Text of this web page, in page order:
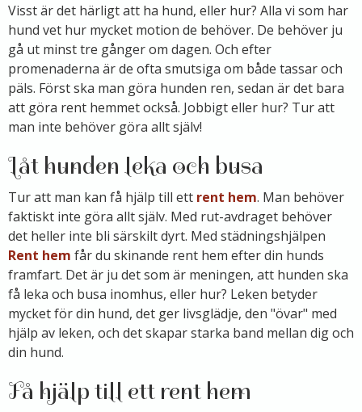
Visst är det härligt att ha hund, eller hur? Alla vi som har
hund vet hur mycket motion de behöver. De behöver ju
gå ut minst tre gånger om dagen. Och efter
promenaderna är de ofta smutsiga om både tassar och
päls. Först ska man göra hunden ren, sedan är det bara
att göra rent hemmet också. Jobbigt eller hur? Tur att
man inte behöver göra allt själv!
Låt hunden leka och busa
Tur att man kan få hjälp till ett rent hem. Man behöver
faktiskt inte göra allt själv. Med rut-avdraget behöver
det heller inte bli särskilt dyrt. Med städningshjälpen
Rent hem får du skinande rent hem efter din hunds
framfart. Det är ju det som är meningen, att hunden ska
få leka och busa inomhus, eller hur? Leken betyder
mycket för din hund, det ger livsglädje, den "övar" med
hjälp av leken, och det skapar starka band mellan dig och
din hund.
Få hjälp till ett rent hem